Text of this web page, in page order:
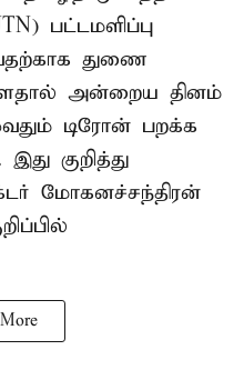
பட்டமளிப்பு
துணை
அன்றைய தினம்
டிரோன் பறக்க
குறித்து
மோகனச்சந்திரன்